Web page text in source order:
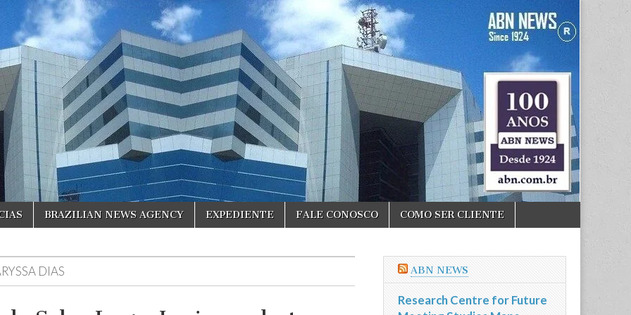
BRAZILIAN NEWS AGENCY EXPEDIENTE FALE CONOSCO COMO SER CLIENTE
DIAS ABN NEWS
Research Centre for Future